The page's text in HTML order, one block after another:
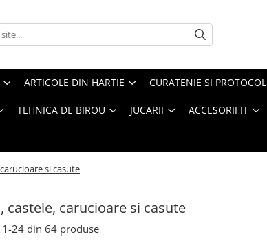
ARTICOLE DIN HARTIE CURATENIE SI PROTOCOL
TEHNICA DE BIROU JUCARII ACCESORII IT
si casute
castele, carucioare si casute
1-24 din 64 produse